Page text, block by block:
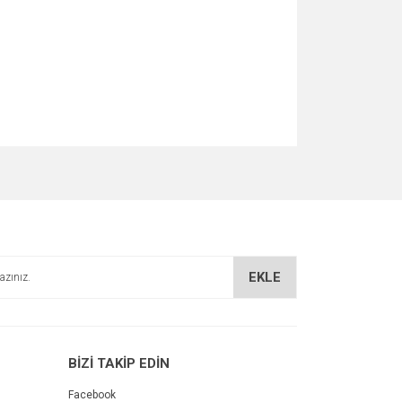
EKLE
BİZİ TAKİP EDİN
Facebook